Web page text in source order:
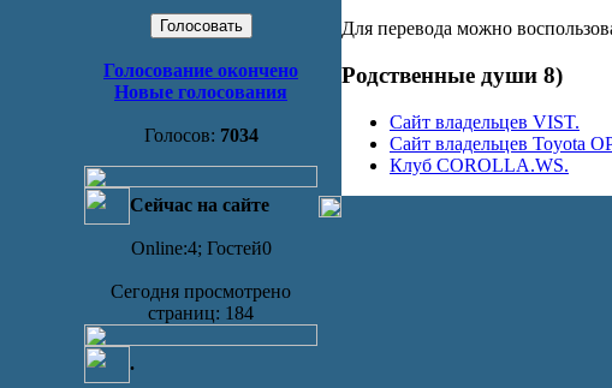
Голосование окончено
Новые голосования
Голосов: 7034
Сейчас на сайте
Online:4; Гостей0
Сегодня просмотрено
страниц: 184
.
Для перевода можно
Родственные души 8)
Cайт владельцев VIST.
Cайт владельцев Toyota
Клуб COROLLA.WS.